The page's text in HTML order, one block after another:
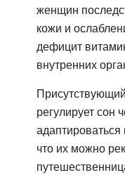
женщин
кожи и
дефицит
внутренних
регулирует сон
что их можно